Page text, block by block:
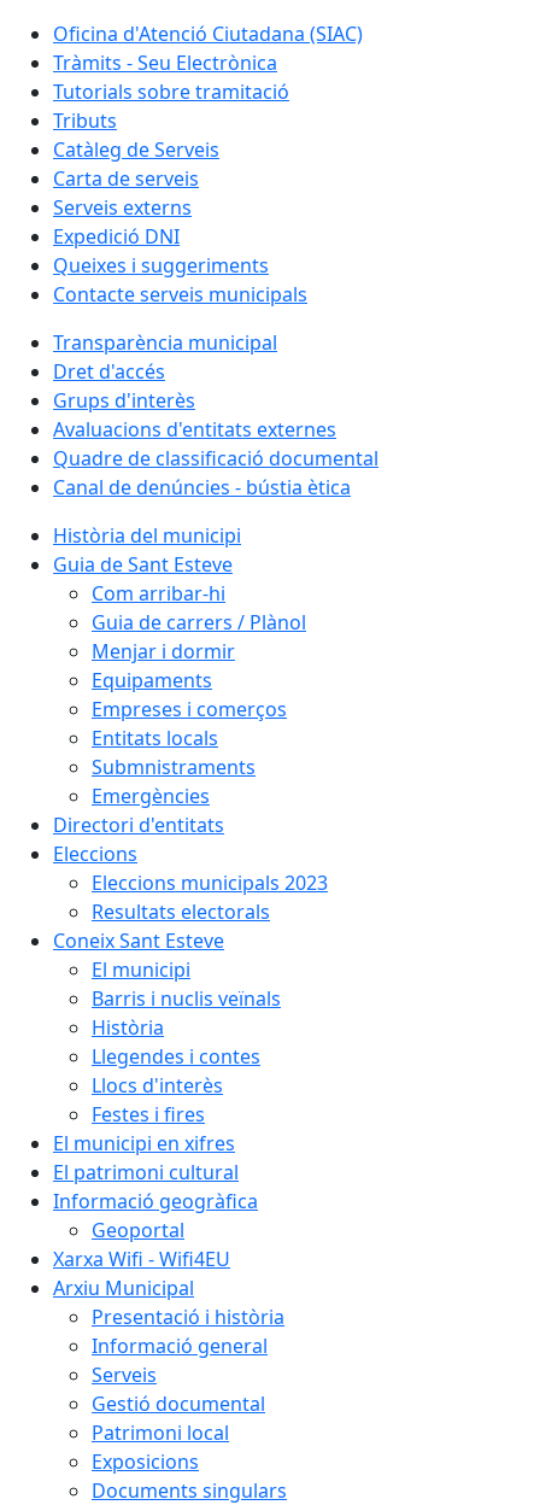
Oficina d'Atenció Ciutadana (SIAC)
Tràmits - Seu Electrònica
Tutorials sobre tramitació
Tributs
Catàleg de Serveis
Carta de serveis
Serveis externs
Expedició DNI
Queixes i suggeriments
Contacte serveis municipals
Transparència municipal
Dret d'accés
Grups d'interès
Avaluacions d'entitats externes
Quadre de classificació documental
Canal de denúncies - bústia ètica
Història del municipi
Guia de Sant Esteve
Com arribar-hi
Guia de carrers / Plànol
Menjar i dormir
Equipaments
Empreses i comerços
Entitats locals
Submnistraments
Emergències
Directori d'entitats
Eleccions
Eleccions municipals 2023
Resultats electorals
Coneix Sant Esteve
El municipi
Barris i nuclis veïnals
Història
Llegendes i contes
Llocs d'interès
Festes i fires
El municipi en xifres
El patrimoni cultural
Informació geogràfica
Geoportal
Xarxa Wifi - Wifi4EU
Arxiu Municipal
Presentació i història
Informació general
Serveis
Gestió documental
Patrimoni local
Exposicions
Documents singulars